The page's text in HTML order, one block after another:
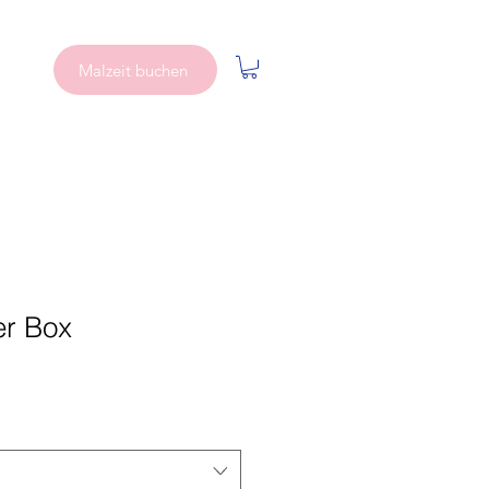
Malzeit buchen
Box